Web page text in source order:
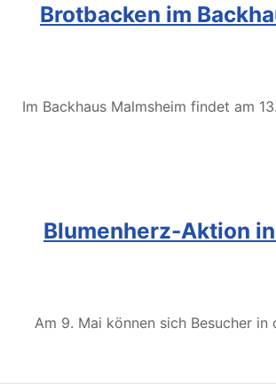
Brotbacken im
Im Backhaus Malmsheim findet am
Blumenherz-Aktion
Am 9. Mai können sich Besucher